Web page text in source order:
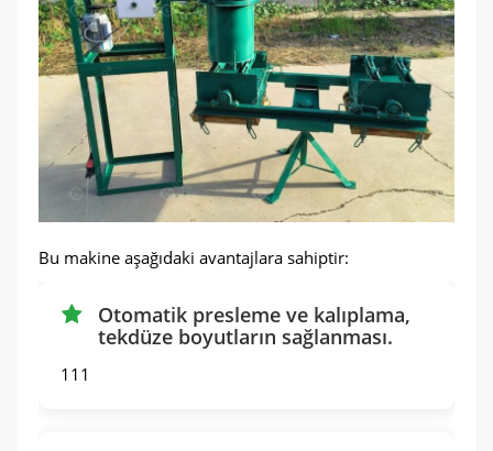
Bu makine aşağıdaki avantajlara sahiptir:
Otomatik presleme ve kalıplama,
tekdüze boyutların sağlanması.
111